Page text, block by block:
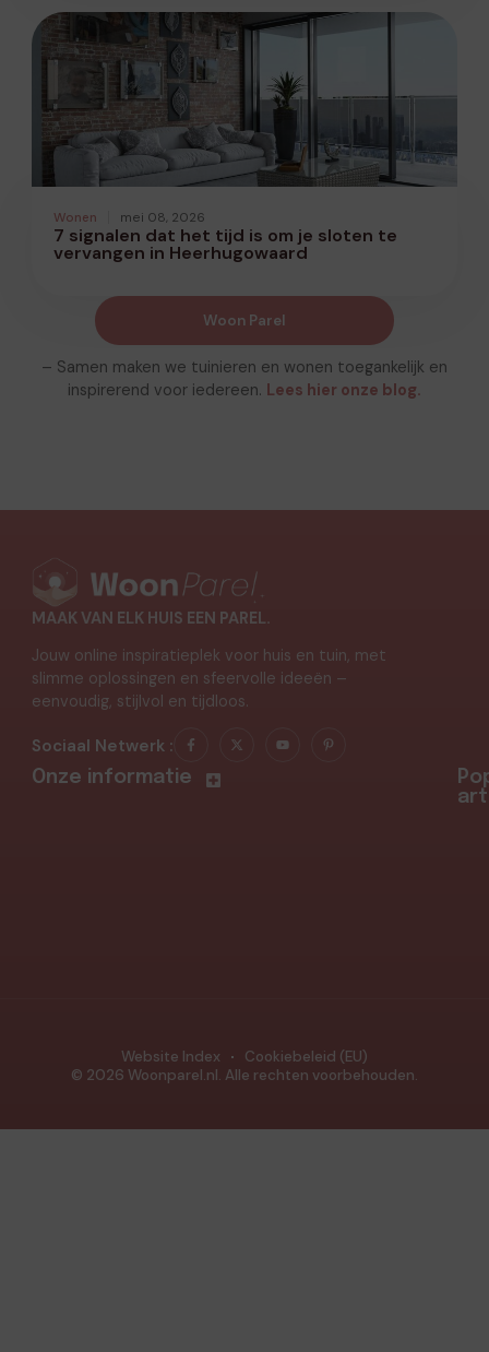
Wonen mei 08, 2026
7 signalen dat het tijd is om je sloten te
vervangen in Heerhugowaard
Woon Parel
– Samen maken we tuinieren en wonen toegankelijk en
inspirerend voor iedereen. Lees hier onze blog.
MAAK VAN ELK HUIS EEN PAREL.
Jouw online inspiratieplek voor huis en tuin, met
slimme oplossingen en sfeervolle ideeën –
eenvoudig, stijlvol en tijdloos.
Sociaal Netwerk :
Onze informatie
© 2026 Woonparel.nl. Alle rechten voorbehouden.
Website Index Cookiebeleid (EU)